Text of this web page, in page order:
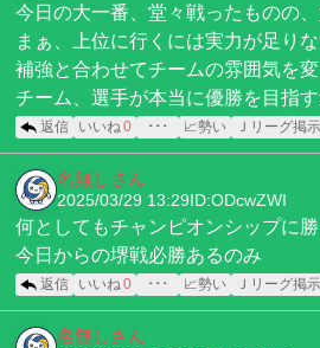
今日の大一番、堂々戦ったものの
まぁ、上位に行くには実力が足り
補強と合わせてチームの雰囲気を
チーム、選手が本当に優勝を目指
返信 いいね 0 ･･･ 📈勢い Ｊリーグ掲
名無しさん
2025/03/29 13:29 ID:ODcwZWI
何としてもチャンピオンシップに
今日からの堺戦必勝あるのみ
返信 いいね 0 ･･･ 📈勢い Ｊリーグ掲
名無しさん